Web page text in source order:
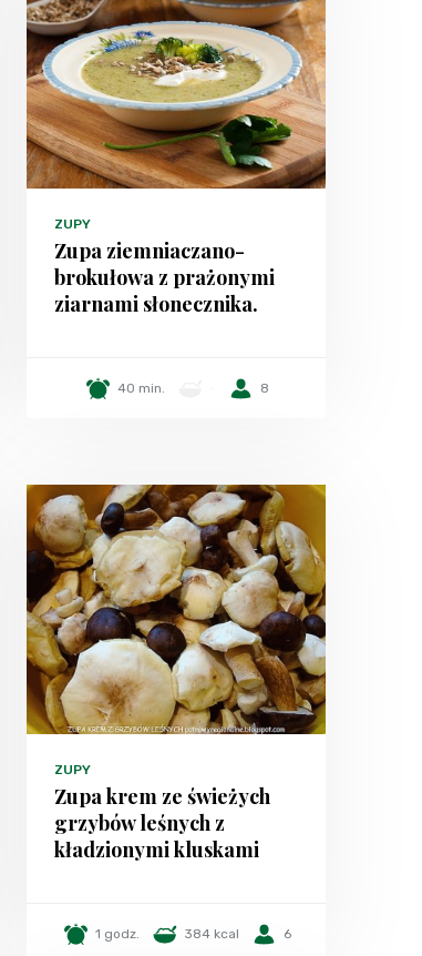
ZUPY
Zupa ziemniaczano-
brokułowa z prażonymi
ziarnami słonecznika.
40 min. 8
ZUPY
Zupa krem ze świeżych
grzybów leśnych z
kładzionymi kluskami
1 godz. 384 kcal 6